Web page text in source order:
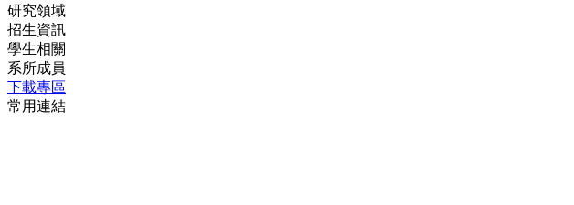
研究領域
招生資訊
學生相關
系所成員
下載專區
常用連結